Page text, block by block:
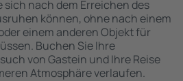
sich nach dem Erreichen des
können, ohne nach einem
einem anderen Objekt für
Buchen Sie Ihre
von Gastein und Ihre Reise
Atmosphäre verlaufen.